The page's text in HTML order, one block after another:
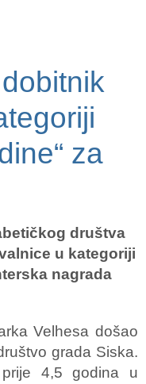
za
društva
u kategoriji
nagrada
Velhesa došao
grada Siska.
4,5 godina u